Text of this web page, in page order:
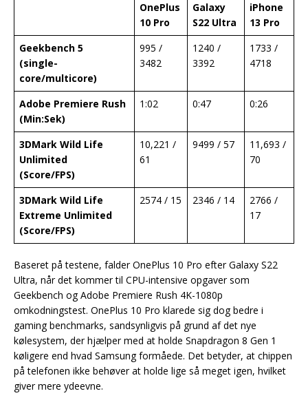
OnePlus
10 Pro
Galaxy
S22 Ultra
iPhone
13 Pro
Geekbench 5
(single-
core/multicore)
995 /
3482
1240 /
3392
1733 /
4718
Adobe Premiere Rush
(Min:Sek)
1:02 0:47 0:26
3DMark Wild Life
Unlimited
(Score/FPS)
10,221 /
61
9499 / 57
11,693 /
70
3DMark Wild Life
Extreme Unlimited
(Score/FPS)
2574 / 15 2346 / 14
2766 /
17
Baseret på testene, falder OnePlus 10 Pro efter Galaxy S22
Ultra, når det kommer til CPU-intensive opgaver som
Geekbench og Adobe Premiere Rush 4K-1080p
omkodningstest. OnePlus 10 Pro klarede sig dog bedre i
gaming benchmarks, sandsynligvis på grund af det nye
kølesystem, der hjælper med at holde Snapdragon 8 Gen 1
køligere end hvad Samsung formåede. Det betyder, at chippen
på telefonen ikke behøver at holde lige så meget igen, hvilket
giver mere ydeevne.